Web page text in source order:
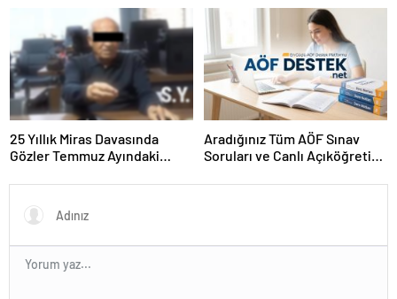
25 Yıllık Miras Davasında
Gözler Temmuz Ayındaki
Aradığınız Tüm AÖF Sınav
Soruları ve Canlı Açıköğretim